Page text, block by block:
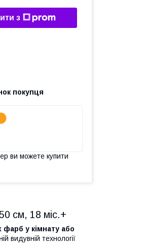
з
покупця
ви можете купити
см, 18 міс.+
фарб у кімнату або
видувній технології